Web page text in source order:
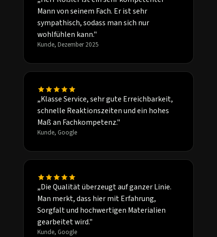
Mann von seinem Fach. Er ist sehr
sympathisch, sodass man sich nur
wohlfühlen kann."
Kunde, Dezember 2025
„Klasse Service, sehr gute Erreichbarkeit,
schnelle Reaktionszeiten und ein hohes
Maß an Fachkompetenz."
Kunde, Google
„Die Qualität überzeugt auf ganzer Linie.
Man merkt, dass hier mit Erfahrung,
Sorgfalt und hochwertigen Materialien
gearbeitet wird."
Kunde, Google